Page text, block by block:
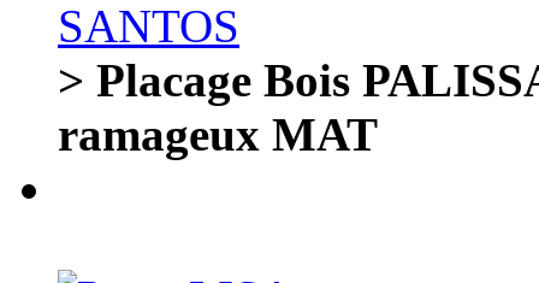
> Placage Bois
ramageux MAT